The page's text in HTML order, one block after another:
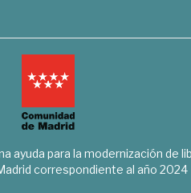
ayuda para la modernización de
correspondiente al año 2024